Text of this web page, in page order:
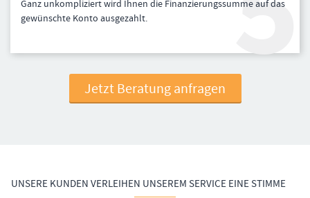
Ganz unkompliziert wird Ihnen die Finanzierungssumme auf das
gewünschte Konto ausgezahlt.
Jetzt Beratung anfragen
UNSERE KUNDEN VERLEIHEN UNSEREM SERVICE EINE STIMME